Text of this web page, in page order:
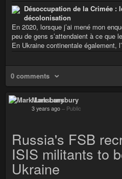
Désoccupation de la Crimée :
décolonisation
En 2020, lorsque j’ai mené mon
peu de gens s’attendaient à ce que
En Ukraine continentale également,
0 comments
Mark Lansbury
3 years ago – Public
Russia's FSB
ISIS militants to
Ukraine